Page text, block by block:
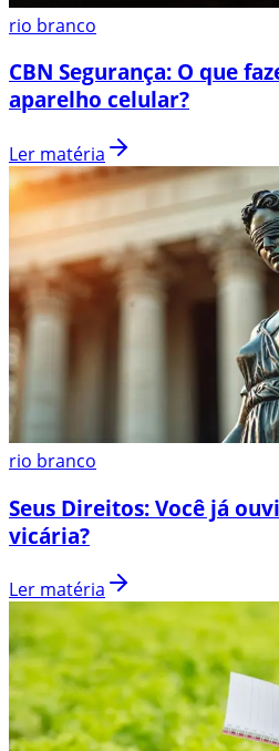
rio branco
CBN Segurança: O que
aparelho celular?
Ler matéria
rio branco
Seus Direitos: Você já
vicária?
Ler matéria